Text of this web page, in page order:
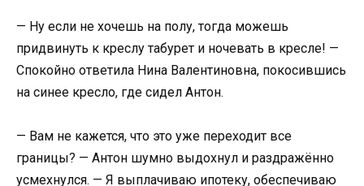
— Ну если не хочешь на полу, тогда можешь
придвинуть к креслу табурет и ночевать в кресле! —
Спокойно ответила Нина Валентиновна, покосившись
на синее кресло, где сидел Антон.
— Вам не кажется, что это уже переходит все
границы? — Антон шумно выдохнул и раздражённо
усмехнулся. — Я выплачиваю ипотеку, обеспечиваю